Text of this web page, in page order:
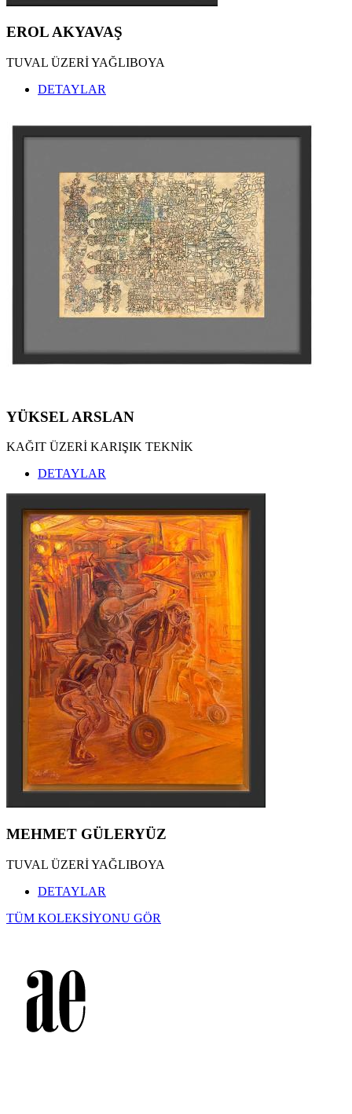
EROL AKYAVAŞ
TUVAL ÜZERİ YAĞLIBOYA
DETAYLAR
YÜKSEL ARSLAN
KAĞIT ÜZERİ KARIŞIK TEKNİK
DETAYLAR
MEHMET GÜLERYÜZ
TUVAL ÜZERİ YAĞLIBOYA
DETAYLAR
TÜM KOLEKSİYONU GÖR